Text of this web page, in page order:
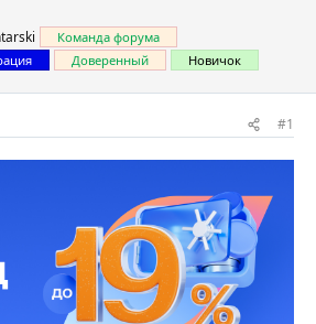
Команда форума
Доверенный Новичок
#1